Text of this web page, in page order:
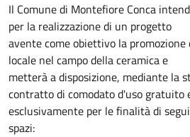
Il Comune di Montefiore Conca
per la realizzazione di un progetto
avente come obiettivo la
locale nel campo della ceramica e
metterà a disposizione, mediante la
contratto di comodato d'uso gratuito
esclusivamente per le finalità di
spazi: